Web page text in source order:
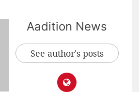
Aadition News
See author's posts